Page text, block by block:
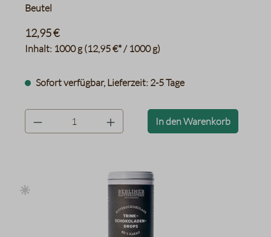
Beutel
Inhalt: 1000 g(12,95 €* / 1000 g)
12,95 €
Sofort verfügbar, Lieferzeit: 2-5 Tage
product.quantityLabel In den Warenkorb